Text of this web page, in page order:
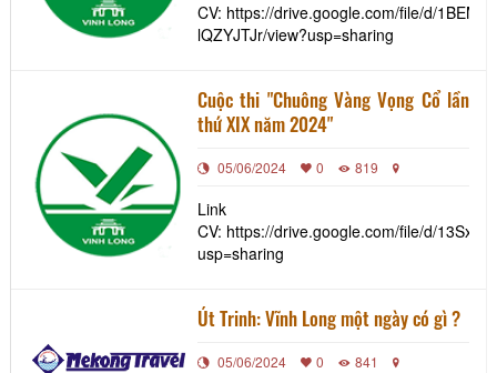
CV: https://drive.google.com/file/d/
lQZYJTJr/view?usp=sharing
Cuộc thi "Chuông Vàng Vọng Cổ lần
thứ XIX năm 2024"
05/06/2024 0 819
Link
CV: https://drive.google.com/file/d/
usp=sharing
Út Trinh: Vĩnh Long một ngày có gì ?
05/06/2024 0 841